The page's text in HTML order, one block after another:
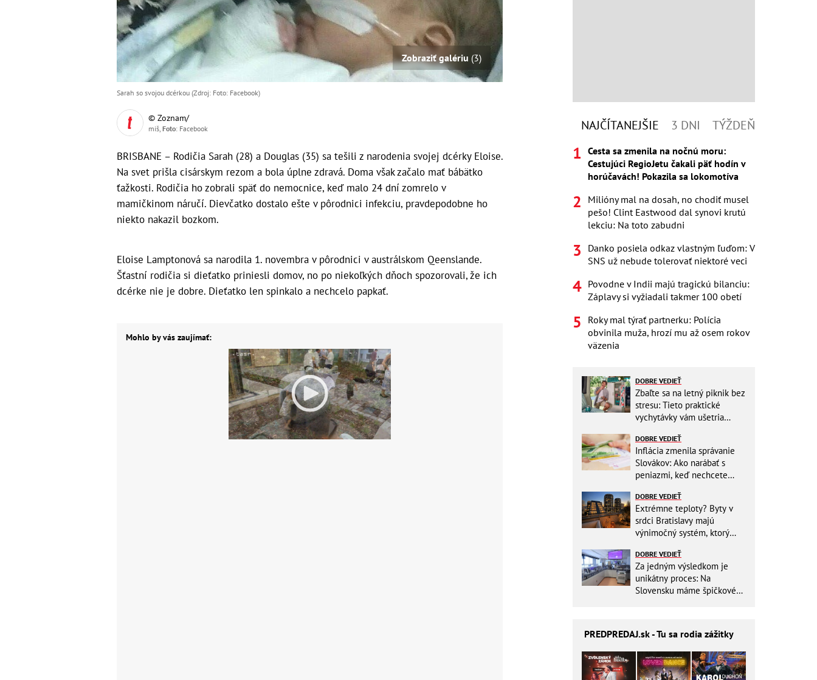
Zobraziť galériu (3)
Sarah so svojou dcérkou (Zdroj: Foto: Facebook)
© Zoznam/
miš, Foto: Facebook
BRISBANE – Rodičia Sarah (28) a Douglas (35) sa tešili z narodenia svojej dcérky Eloise.
Na svet prišla cisárskym rezom a bola úplne zdravá. Doma však začalo mať bábätko
ťažkosti. Rodičia ho zobrali späť do nemocnice, keď malo 24 dní zomrelo v
mamičkinom náručí. Dievčatko dostalo ešte v pôrodnici infekciu, pravdepodobne ho
niekto nakazil bozkom.
Eloise Lamptonová sa narodila 1. novembra v pôrodnici v austrálskom Qeenslande.
Šťastní rodičia si dieťatko priniesli domov, no po niekoľkých dňoch spozorovali, že ich
dcérke nie je dobre. Dieťatko len spinkalo a nechcelo papkať.
Mohlo by vás zaujímať:
NAJČÍTANEJŠIE 3 DNI TÝŽDEŇ
Cesta sa zmenila na nočnú moru:
Cestujúci RegioJetu čakali päť hodín v
horúčavách! Pokazila sa lokomotíva
Milióny mal na dosah, no chodiť musel
pešo! Clint Eastwood dal synovi krutú
lekciu: Na toto zabudni
Danko posiela odkaz vlastným ľuďom: V
SNS už nebude tolerovať niektoré veci
Povodne v Indii majú tragickú bilanciu:
Záplavy si vyžiadali takmer 100 obetí
Roky mal týrať partnerku: Polícia
obvinila muža, hrozí mu až osem rokov
väzenia
DOBRE VEDIEŤ
Zbaľte sa na letný piknik bez
stresu: Tieto praktické
vychytávky vám ušetria
DOBRE VEDIEŤ
Inflácia zmenila správanie
Slovákov: Ako narábať s
peniazmi, keď nechcete
DOBRE VEDIEŤ
Extrémne teploty? Byty v
srdci Bratislavy majú
výnimočný systém, ktorý
DOBRE VEDIEŤ
Za jedným výsledkom je
unikátny proces: Na
Slovensku máme špičkové
PREDPREDAJ.sk - Tu sa rodia zážitky